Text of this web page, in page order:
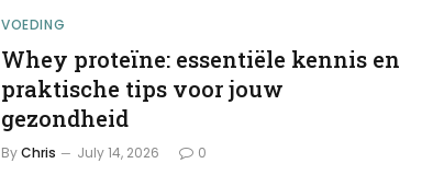
VOEDING
Whey proteïne: essentiële kennis en
praktische tips voor jouw
gezondheid
ByChris July 14, 2026 0